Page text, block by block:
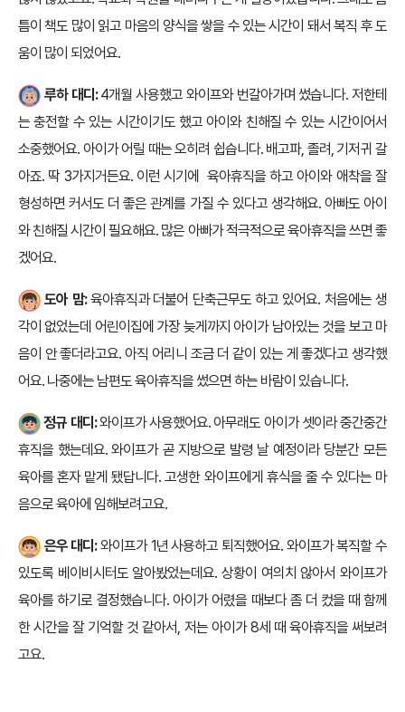
틈이 책도 많이 읽고 마음의 양식을 쌓을 수 있는 시간이 돼서 복직 후 도
움이 많이 되었어요.
루하 대디:4개월 사용했고 와이프와 번갈아가며 썼습니다. 저한테
는 충전할 수 있는 시간이기도 했고 아이와 친해질 수 있는 시간이어서
소중했어요. 아이가 어릴 때는 오히려 쉽습니다. 배고파, 졸려, 기저귀 갈
아죠. 딱 3가지거든요. 이런 시기에 육아휴직을 하고 아이와 애착을 잘
형성하면 커서도 더 좋은 관계를 가질 수 있다고 생각해요. 아빠도 아이
와 친해질 시간이 필요해요. 많은 아빠가 적극적으로 육아휴직을 쓰면 좋
겠어요.
도아 맘:육아휴직과 더불어 단축근무도 하고 있어요. 처음에는 생
각이 없었는데 어린이집에 가장 늦게까지 아이가 남아있는 것을 보고 마
음이 안 좋더라고요. 아직 어리니 조금 더 같이 있는 게 좋겠다고 생각했
어요. 나중에는 남편도 육아휴직을 썼으면 하는 바람이 있습니다.
정규 대디:와이프가 사용했어요. 아무래도 아이가 셋이라 중간중간
휴직을 했는데요. 와이프가 곧 지방으로 발령 날 예정이라 당분간 모든
육아를 혼자 맡게 됐답니다. 고생한 와이프에게 휴식을 줄 수 있다는 마
음으로 육아에 임해보려고요.
은우 대디:와이프가 1년 사용하고 퇴직했어요. 와이프가 복직할 수
있도록 베이비시터도 알아봤었는데요. 상황이 여의치 않아서 와이프가
육아를 하기로 결정했습니다. 아이가 어렸을 때보다 좀 더 컸을 때 함께
한 시간을 잘 기억할 것 같아서, 저는 아이가 8세 때 육아휴직을 써보려
고요.